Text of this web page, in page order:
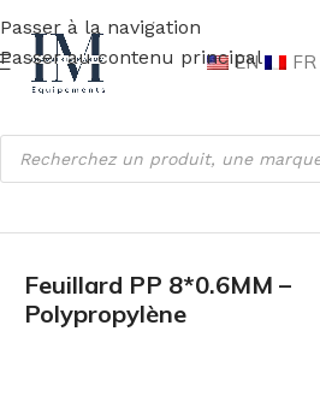
Passer à la navigation
Passer au contenu principal
EN FR
Accueil Emballage Feuillard
Feuillard PP 8*0.6MM –
Polypropylène